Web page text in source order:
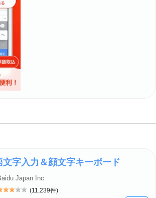
字入力＆顔文字キーボード
Japan Inc.
評価: 3
(11,239件)